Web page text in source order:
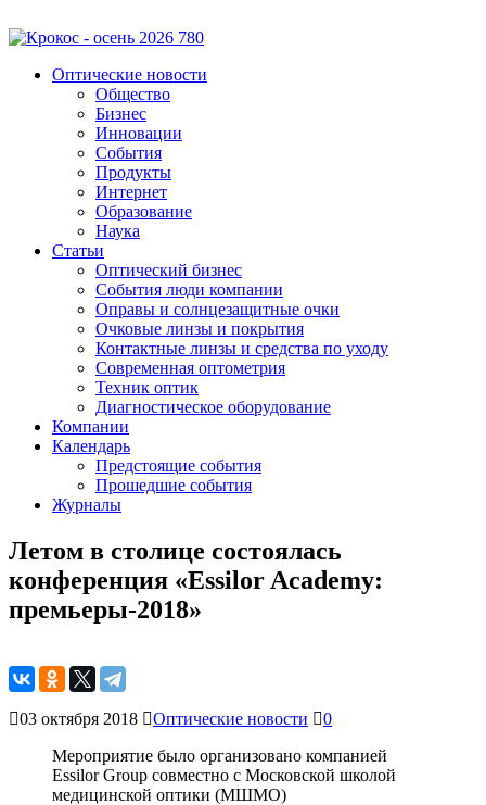
Оптические новости
Общество
Бизнес
Инновации
События
Продукты
Интернет
Образование
Наука
Статьи
Оптический бизнес
События люди компании
Оправы и солнцезащитные очки
Очковые линзы и покрытия
Контактные линзы и средства по уходу
Современная оптометрия
Техник оптик
Диагностическое оборудование
Компании
Календарь
Предстоящие события
Прошедшие события
Журналы
Летом в столице состоялась
конференция «Essilor Academy:
премьеры-2018»
03 октября 2018 Оптические новости
0
Мероприятие было организовано компанией
Essilor Group совместно с Московской школой
медицинской оптики (МШМО)